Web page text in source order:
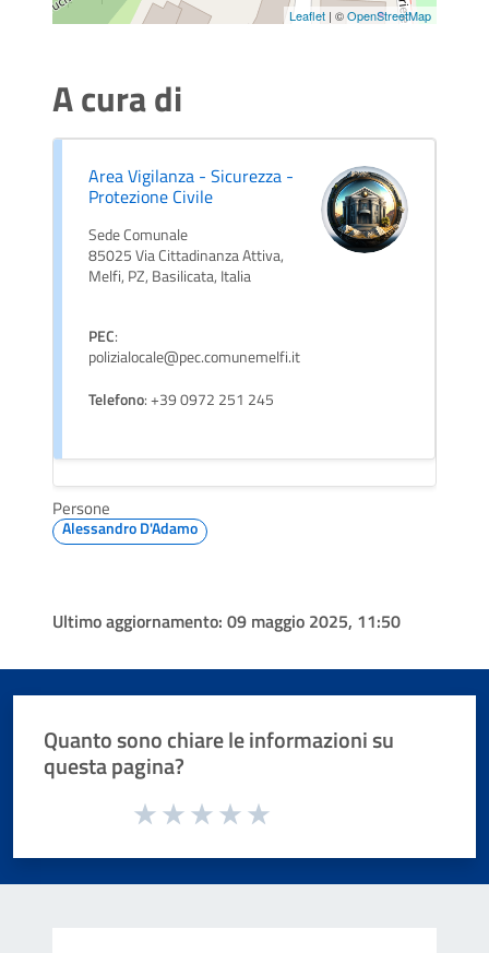
Leaflet | ©OpenStreetMap
A cura di
Area Vigilanza - Sicurezza -
Protezione Civile
Sede Comunale
85025 Via Cittadinanza Attiva,
Melfi, PZ, Basilicata, Italia
PEC:
polizialocale@pec.comunemelfi.it
Telefono: +39 0972 251 245
Persone
Alessandro D'Adamo
Ultimo aggiornamento: 09 maggio 2025, 11:50
Quanto sono chiare le informazioni su
questa pagina?
Valuta da 1 a 5 stelle la pagina